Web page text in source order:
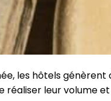
les hôtels génèrent
leur volume